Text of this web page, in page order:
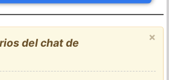
×
del chat de